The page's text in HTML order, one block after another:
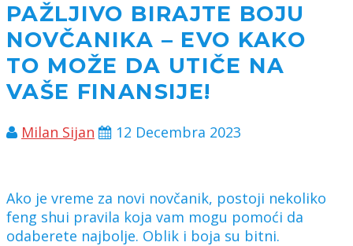
PAŽLJIVO BIRAJTE BOJU
NOVČANIKA – EVO KAKO
TO MOŽE DA UTIČE NA
VAŠE FINANSIJE!
Milan Sijan 12 Decembra 2023
Ako je vreme za novi novčanik, postoji nekoliko
feng shui pravila koja vam mogu pomoći da
odaberete najbolje. Oblik i boja su bitni.